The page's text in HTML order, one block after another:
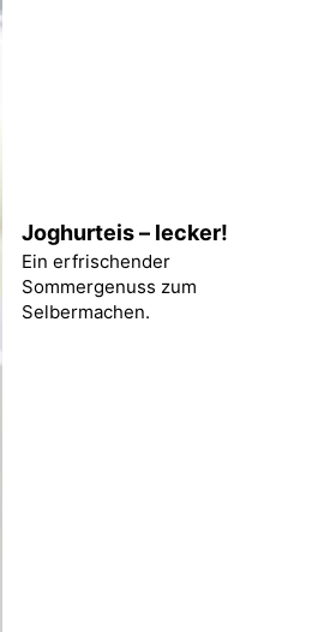
Joghurteis – lecker!
Ein erfrischender
Sommergenuss zum
Selbermachen.